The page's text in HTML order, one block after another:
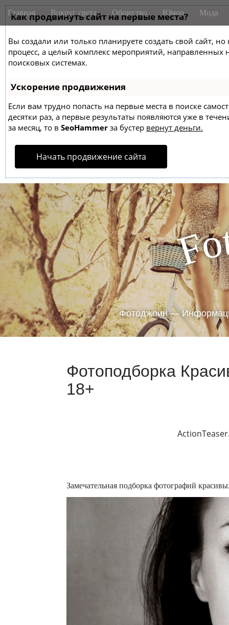
Как продвинуть сайт на первые места?
Вы создали или только планируете создать свой сайт,
процесс, а целый комплекс мероприятий,
поисковых системах.
Ускорение продвижения
Если вам трудно попасть на первые места в поиске
десятки раз, а первые результаты появляются уже в
за месяц, то в SeoHammer за бустер вернут деньги.
Начать продвижение сайта
M
a
n
m
e
n
u
i
Главная Вокруг света Общество Юмор Мода
Fo
Фотоджоин —
Фотоподборка
18+
Замечательная подборка фотографий